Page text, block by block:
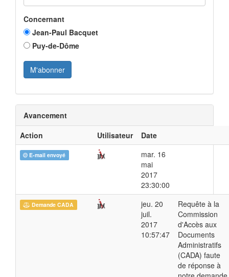
Concernant
Jean-Paul Bacquet
Puy-de-Dôme
Avancement
Action
Utilisateur Date
E-mail envoyé
mar. 16
mai
2017
23:30:00
Demande CADA
jeu. 20
juil.
2017
10:57:47
Requête à la
Commission
d'Accès aux
Documents
Administratifs
(CADA) faute
de réponse à